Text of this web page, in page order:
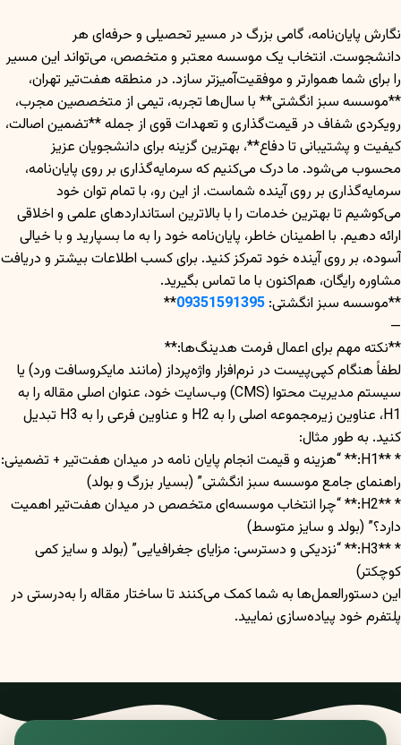
نگارش پایان‌نامه، گامی بزرگ در مسیر تحصیلی و حرفه‌ای هر
دانشجوست. انتخاب یک موسسه معتبر و متخصص، می‌تواند این مسیر
را برای شما هموارتر و موفقیت‌آمیزتر سازد. در منطقه هفت‌تیر تهران،
**موسسه سبز انگشتی** با سال‌ها تجربه، تیمی از متخصصین مجرب،
رویکردی شفاف در قیمت‌گذاری و تعهدات قوی از جمله **تضمین اصالت،
کیفیت و پشتیبانی تا دفاع**، بهترین گزینه برای دانشجویان عزیز
محسوب می‌شود. ما درک می‌کنیم که سرمایه‌گذاری بر روی پایان‌نامه،
سرمایه‌گذاری بر روی آینده شماست. از این رو، با تمام توان خود
می‌کوشیم تا بهترین خدمات را با بالاترین استانداردهای علمی و اخلاقی
ارائه دهیم. با اطمینان خاطر، پایان‌نامه خود را به ما بسپارید و با خیالی
آسوده، بر روی آینده خود تمرکز کنید. برای کسب اطلاعات بیشتر و دریافت
مشاوره رایگان، هم‌اکنون با ما تماس بگیرید.
**موسسه سبز انگشتی: 09351591395
**
—
**نکته مهم برای اعمال فرمت هدینگ‌ها:**
لطفاً هنگام کپی‌پیست در نرم‌افزار واژه‌پرداز (مانند مایکروسافت ورد) یا
سیستم مدیریت محتوا (CMS) وب‌سایت خود، عنوان اصلی مقاله را به
H1، عناوین زیرمجموعه اصلی را به H2 و عناوین فرعی را به H3 تبدیل
کنید. به طور مثال:
* **H1:** “هزینه و قیمت انجام پایان نامه در میدان هفت‌تیر + تضمینی:
راهنمای جامع موسسه سبز انگشتی” (بسیار بزرگ و بولد)
* **H2:** “چرا انتخاب موسسه‌ای متخصص در میدان هفت‌تیر اهمیت
دارد؟” (بولد و سایز متوسط)
* **H3:** “نزدیکی و دسترسی: مزایای جغرافیایی” (بولد و سایز کمی
کوچکتر)
این دستورالعمل‌ها به شما کمک می‌کنند تا ساختار مقاله را به‌درستی در
پلتفرم خود پیاده‌سازی نمایید.